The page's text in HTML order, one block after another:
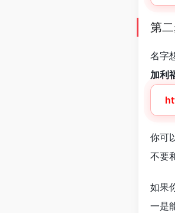
第
名字
加利
你可
不要
如果
一是